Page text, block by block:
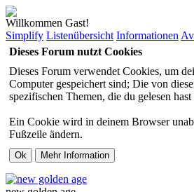
Willkommen Gast!
Simplify Listenübersicht Informationen
Dieses Forum nutzt Cookies
Dieses Forum verwendet Cookies, um
Computer gespeichert sind; Die von
spezifischen Themen, die du gelesen
Ein Cookie wird in deinem Browser
Fußzeile ändern.